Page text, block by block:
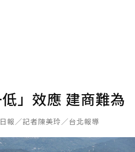
」效應 建商難為
報／記者陳美玲／台北報導